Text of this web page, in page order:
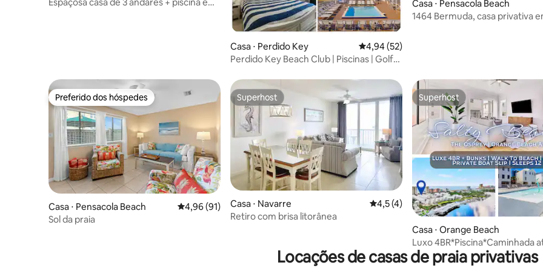
Casa ⋅ Perdido Key 4,94 de uma avaliação média de 5, 52
4,94 (52)
Perdido Key Beach Club | Piscinas | Golfe
Casa ⋅ Pensacola Beach
1464 Bermuda, casa privativa
Preferido dos hóspedes
Preferido dos hóspedes
Casa ⋅ Pensacola Beach 4,96 de uma avaliação média de 5, 91 avaliações
4,96 (91)
Sol da praia
Superhost
Superhost
Casa ⋅ Navarre 4,5 de uma avaliação média de 5, 4
4,5 (4)
Retiro com brisa litorânea
Superhost
Superhost
Casa ⋅ Orange Beach
Luxo 4BR*Piscina*Caminhada
praia*Barco Slip*Dorme 12
Locações de casas de praia privativas